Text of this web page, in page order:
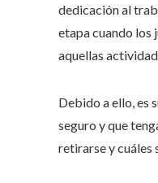
dedicación al
etapa cuando los
aquellas
Debido a ello, es
seguro y que
retirarse y cuáles